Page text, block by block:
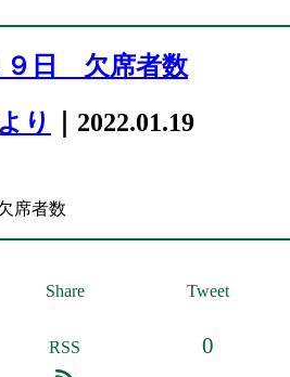
９日 欠席者数
り ｜2022.01.19
席者数
Share Tweet
RSS 0